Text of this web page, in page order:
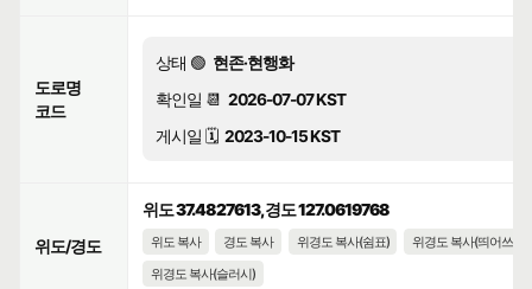
도로명
코드
상태 🟢 현존·현행화
확인일 📆 2026-07-07 KST
게시일 🗓️ 2023-10-15 KST
위도/경도
위도 37.4827613, 경도 127.0619768
위도 복사 경도 복사 위경도 복사(쉼표)
위경도 복사(띄어쓰기)
위경도 복사(슬러시)